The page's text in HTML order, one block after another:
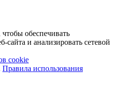
обеспечивать
сайта и анализировать сетевой
cookie
Правила использования